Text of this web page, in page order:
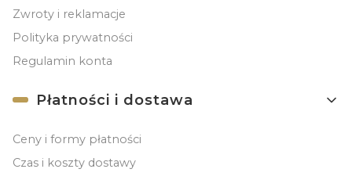
Zwroty i reklamacje
Polityka prywatności
Regulamin konta
Płatności i dostawa
Ceny i formy płatności
Czas i koszty dostawy